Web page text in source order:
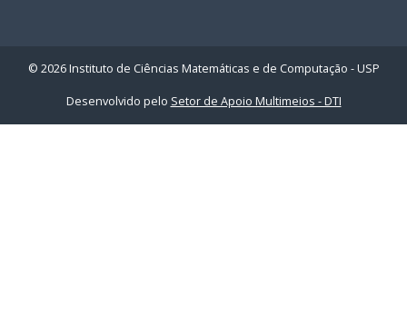
© 2026 Instituto de Ciências Matemáticas e de Computação - USP
Desenvolvido pelo Setor de Apoio Multimeios - DTI